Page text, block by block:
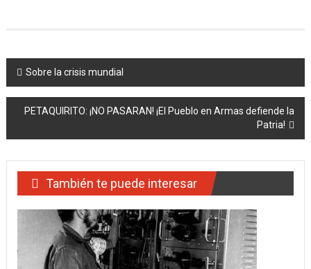
Navegación
de
entradas
Sobre la crisis mundial
PETAQUIRITO: ¡NO PASARAN! ¡El Pueblo en Armas defiende la
Patria!
También te puede interesar